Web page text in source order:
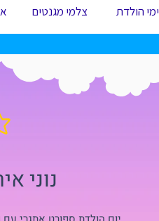
ימי הולדת צלמי מגנטים
נוני